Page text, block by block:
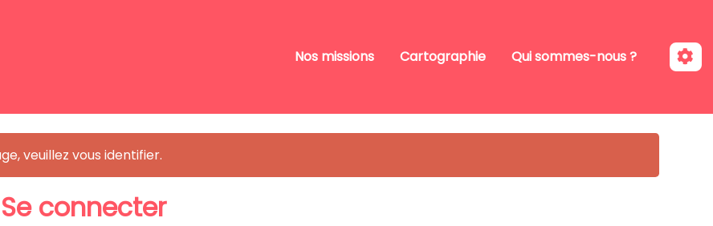
Nos missions Cartographie Qui sommes-nous ?
veuillez vous identifier.
Se connecter